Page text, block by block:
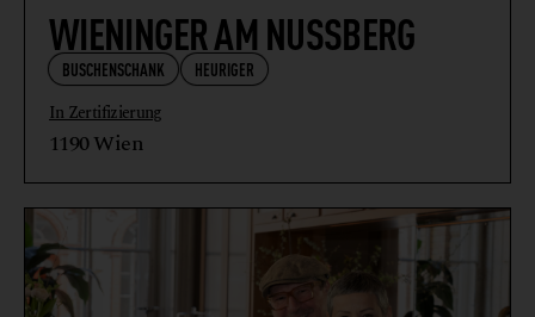
WIENINGER AM NUSSBERG
BUSCHENSCHANK HEURIGER
In Zertifizierung
1190 Wien